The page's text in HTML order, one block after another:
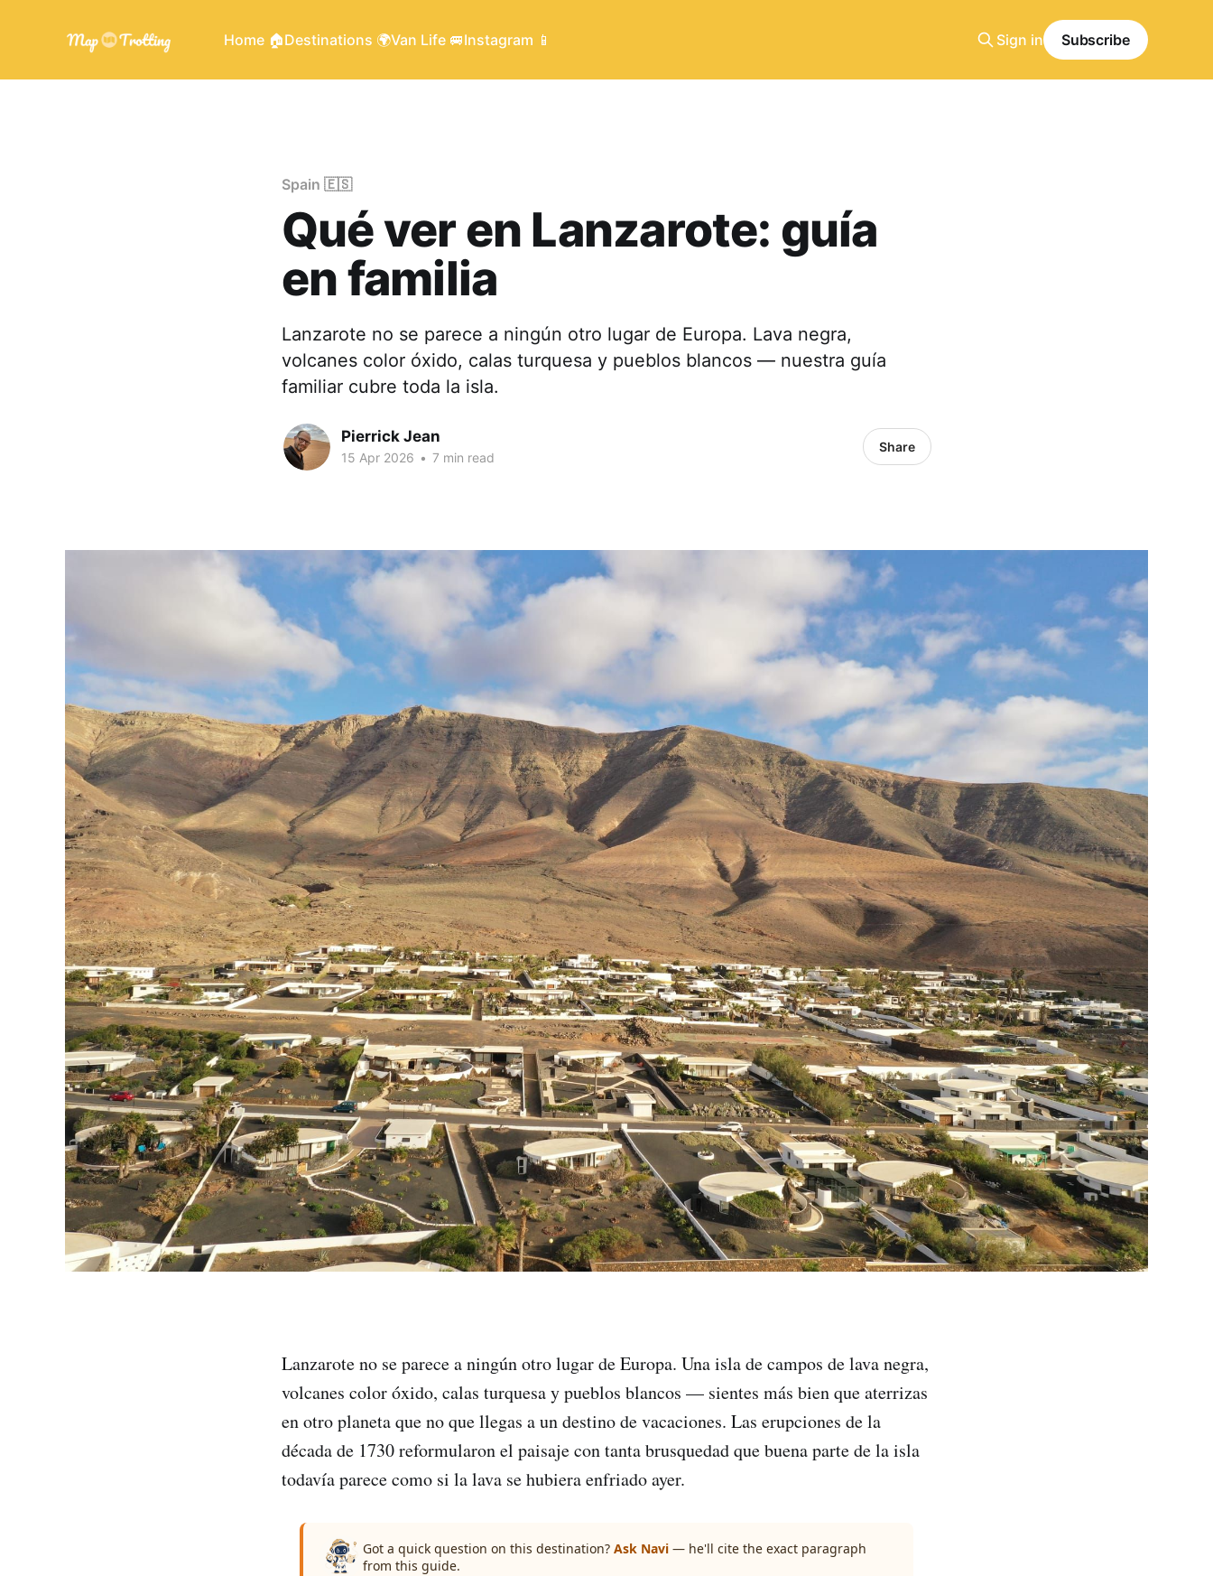
Home 🏠Destinations 🌍Van Life 🚐Instagram 📱 Sign in Subscribe
Spain 🇪🇸
Qué ver en Lanzarote: guía
en familia
Lanzarote no se parece a ningún otro lugar de Europa. Lava negra,
volcanes color óxido, calas turquesa y pueblos blancos — nuestra guía
familiar cubre toda la isla.
Pierrick Jean
15 Apr 2026 • 7 min read
Share
Lanzarote no se parece a ningún otro lugar de Europa. Una isla de campos de lava negra,
volcanes color óxido, calas turquesa y pueblos blancos — sientes más bien que aterrizas
en otro planeta que no que llegas a un destino de vacaciones. Las erupciones de la
década de 1730 reformularon el paisaje con tanta brusquedad que buena parte de la isla
todavía parece como si la lava se hubiera enfriado ayer.
Got a quick question on this destination? Ask Navi — he'll cite the exact paragraph
from this guide.